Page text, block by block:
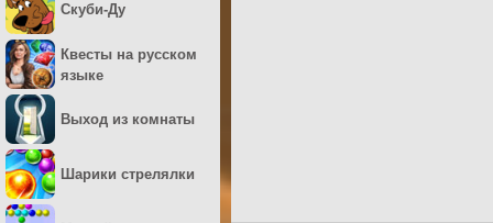
Скуби-Ду
Квесты на русском
языке
Выход из комнаты
Шарики стрелялки